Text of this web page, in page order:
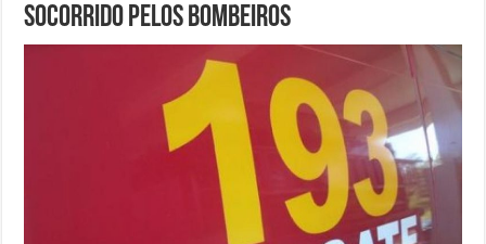
socorrido pelos Bombeiros